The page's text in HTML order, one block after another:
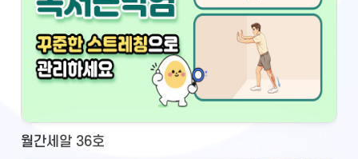
월간세알 36호